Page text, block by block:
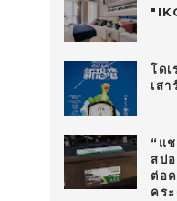
โด
เส
“แ
สป
ต่อ
คร